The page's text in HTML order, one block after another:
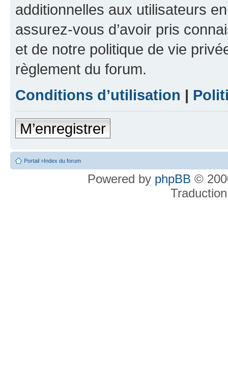
additionnelles aux utilisateurs
assurez-vous d’avoir pris
et de notre politique de vie
règlement du forum.
Conditions d’utilisation |
M’enregistrer
Portail »Index du forum
Powered by phpBB ©